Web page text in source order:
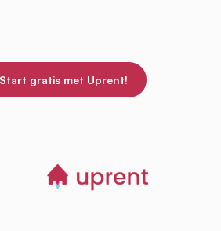
Start gratis met Uprent!